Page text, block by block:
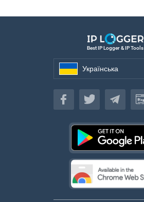
Best IP Logger & IP Tools
Українська
Українська